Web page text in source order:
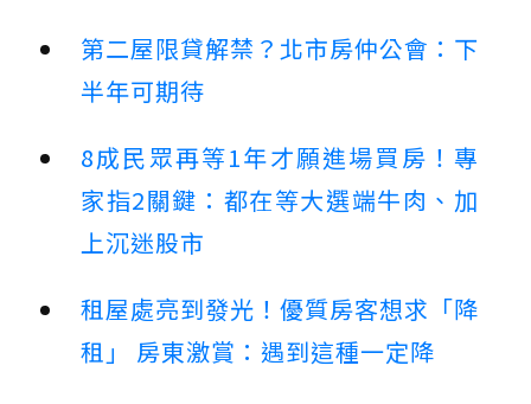
第二屋限貸解禁？北市房仲公會：下
半年可期待
8成民眾再等1年才願進場買房！專
家指2關鍵：都在等大選端牛肉、加
上沉迷股市
租屋處亮到發光！優質房客想求「降
租」 房東激賞：遇到這種一定降